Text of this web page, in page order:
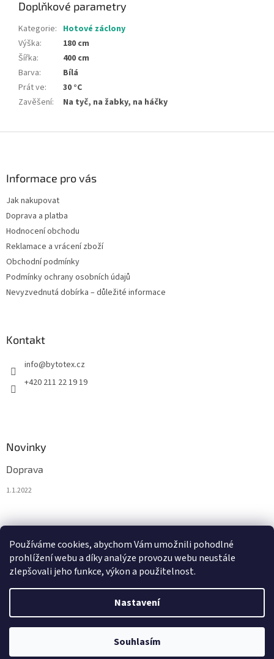
Používáme cookies, abychom Vám umožnili pohodlné
prohlížení webu a díky analýze provozu webu neustále
zlepšovali jeho funkce, výkon a použitelnost.
Nastavení
Souhlasím
Doplňkové parametry
Kategorie: Hotové záclony
Výška:
180 cm
Šířka:
400 cm
Barva:
Bílá
Prát ve:
30 °C
Zavěšení: Na tyč, na žabky, na háčky
Informace pro vás
Jak nakupovat
Doprava a platba
Hodnocení obchodu
Reklamace a vrácení zboží
Obchodní podmínky
Podmínky ochrany osobních údajů
Nevyzvednutá dobírka – důležité informace
Kontakt
info@bytotex.cz
+420 211 22 19 19
Novinky
Doprava
1.1.2022
0KS /0 KČ
Vytvořil Shoptet
BytoTex.cz. Všechna práva vyhrazena.